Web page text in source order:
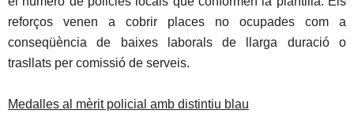
reforços venen a cobrir places no ocupades com a
conseqüència de baixes laborals de llarga duració o
trasllats per comissió de serveis.
Medalles al mèrit policial amb distintiu blau